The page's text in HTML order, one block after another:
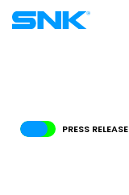
RECRUIT
採用情報
PRESS RELEASE